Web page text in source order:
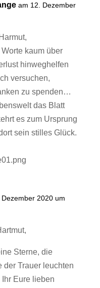
am 12. Dezember
kaum über
hinweghelfen
versuchen,
zu spenden…
das Blatt
es zum Ursprung
sein stilles Glück.
2020 um
Sterne, die
der Trauer leuchten
Eure lieben